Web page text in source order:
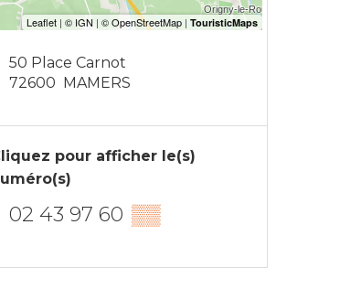
50 Place Carnot
72600
MAMERS
pour afficher le(s)
02 43 97 60 ▒▒